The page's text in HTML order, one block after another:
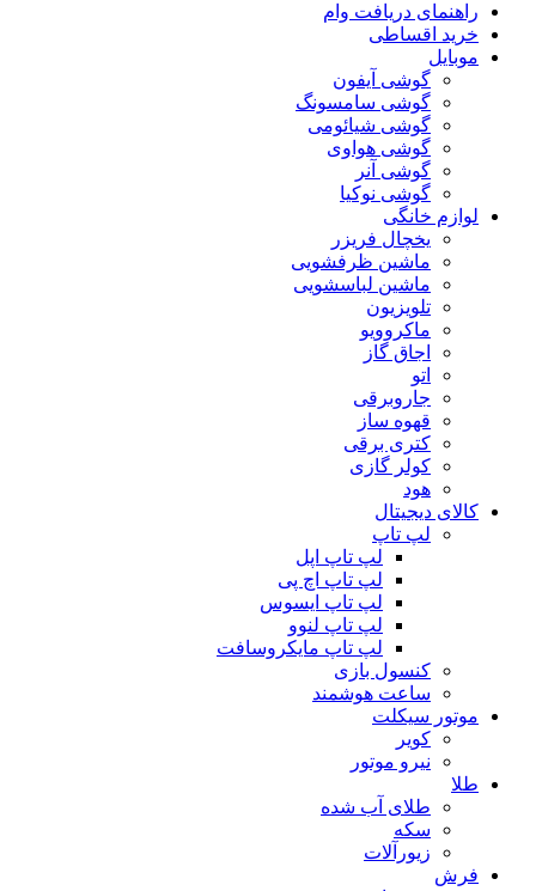
راهنمای دریافت وام
خرید اقساطی
موبایل
گوشی آیفون
گوشی سامسونگ
گوشی شیائومی
گوشی هواوی
گوشی آنر
گوشی نوکیا
لوازم خانگی
یخچال فریزر
ماشین ظرفشویی
ماشین لباسشویی
تلویزیون
ماکروویو
اجاق گاز
اتو
جاروبرقی
قهوه ساز
کتری برقی
کولر گازی
هود
کالای دیجیتال
لپ تاپ
لپ تاپ اپل
لپ تاپ اچ پی
لپ تاپ ایسوس
لپ تاپ لنوو
لپ تاپ مایکروسافت
کنسول بازی
ساعت هوشمند
موتور سیکلت
کویر
نیرو موتور
طلا
طلای آب شده
سکه
زیورآلات
فرش